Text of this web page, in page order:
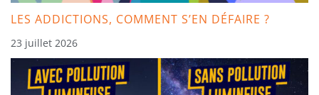
LES ADDICTIONS, COMMENT S’EN DÉFAIRE ?
23 juillet 2026